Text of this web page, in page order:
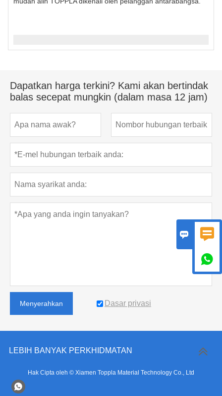
Dapatkan harga terkini? Kami akan bertindak
balas secepat mungkin (dalam masa 12 jam)
Menyerahkan Dasar privasi
LEBIH BANYAK PERKHIDMATAN
Hak Cipta oleh © Xiamen Toppla Material Technology Co., Ltd

 
